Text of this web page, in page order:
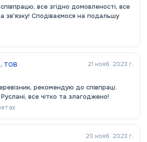
все згідно домовленості, все
зв'язку! Сподіваємося на подальшу
ТОВ
21 нояб. 2023 г.
рекомендую до співпраці.
все чітко та злагоджено!
20 нояб. 2023 г.